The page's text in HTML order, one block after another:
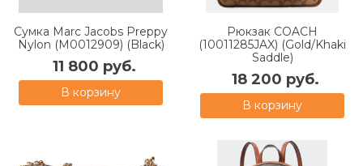
Сумка Marc Jacobs Preppy
Nylon (M0012909) (Black)
11 800 руб.
В корзину
Рюкзак COACH
(10011285JAX) (Gold/Khaki
Saddle)
18 200 руб.
В корзину